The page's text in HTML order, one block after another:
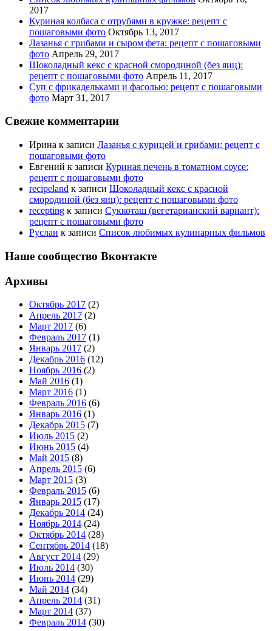
2017
Куриная колбаса с отрубями в кружке: рецепт с
пошаговыми фото Октябрь 13, 2017
Лазанья с грибами и сыром фета: рецепт с пошаговыми
фото Апрель 29, 2017
Шоколадный кекс с красной смородиной (без яиц):
рецепт с пошаговыми фото Апрель 11, 2017
Суп с фрикадельками и фасолью: рецепт с пошаговыми
фото Март 31, 2017
Свежие комментарии
Ирина к записи Лазанья с курицей и грибами: рецепт с
пошаговыми фото
Евгений к записи Куриная печень в томатном соусе:
рецепт с пошаговыми фото
recipeland к записи Шоколадный кекс с красной
смородиной (без яиц): рецепт с пошаговыми фото
recepting к записи Суккоташ (вегетарианский вариант):
рецепт с пошаговыми фото
Руслан к записи Список любимых кулинарных фильмов
Наше сообщество Вконтакте
Архивы
Октябрь 2017 (2)
Апрель 2017 (2)
Март 2017 (6)
Февраль 2017 (1)
Январь 2017 (2)
Декабрь 2016 (12)
Ноябрь 2016 (2)
Май 2016 (1)
Март 2016 (1)
Февраль 2016 (6)
Январь 2016 (1)
Декабрь 2015 (7)
Июль 2015 (2)
Июнь 2015 (4)
Май 2015 (8)
Апрель 2015 (6)
Март 2015 (3)
Февраль 2015 (6)
Январь 2015 (17)
Декабрь 2014 (24)
Ноябрь 2014 (24)
Октябрь 2014 (28)
Сентябрь 2014 (18)
Август 2014 (29)
Июль 2014 (30)
Июнь 2014 (29)
Май 2014 (34)
Апрель 2014 (31)
Март 2014 (37)
Февраль 2014 (30)